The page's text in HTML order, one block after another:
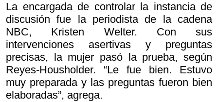
La encargada de controlar la instancia de
discusión fue la periodista de la cadena
NBC, Kristen Welter. Con sus
intervenciones asertivas y preguntas
precisas, la mujer pasó la prueba, según
Reyes-Housholder. “Le fue bien. Estuvo
muy preparada y las preguntas fueron bien
elaboradas”, agrega.